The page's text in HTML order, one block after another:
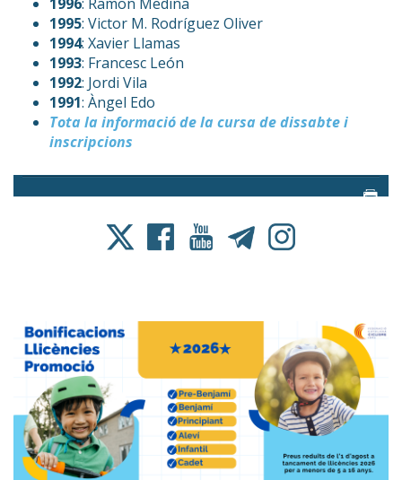
1995: Victor M. Rodríguez Oliver
1994: Xavier Llamas
1993: Francesc León
1992: Jordi Vila
1991: Àngel Edo
Tota la informació de la cursa de dissabte i
inscripcions